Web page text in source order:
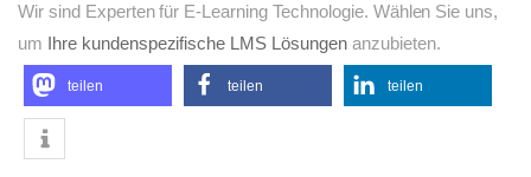
Wir sind Experten für E-Learning Technologie. Wählen Sie uns,
um Ihre kundenspezifische LMS Lösungen anzubieten.
teilen teilen teilen